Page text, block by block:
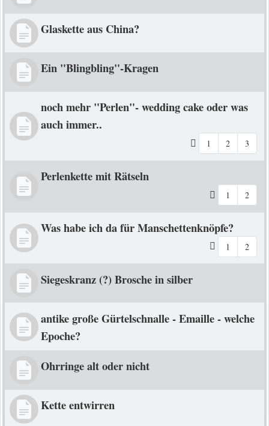
Glaskette aus China?
Ein "Blingbling"-Kragen
noch mehr "Perlen"- wedding cake oder was
auch immer..
1 2 3
Perlenkette mit Rätseln
1 2
Was habe ich da für Manschettenknöpfe?
1 2
Siegeskranz (?) Brosche in silber
antike große Gürtelschnalle - Emaille - welche
Epoche?
Ohrringe alt oder nicht
Kette entwirren